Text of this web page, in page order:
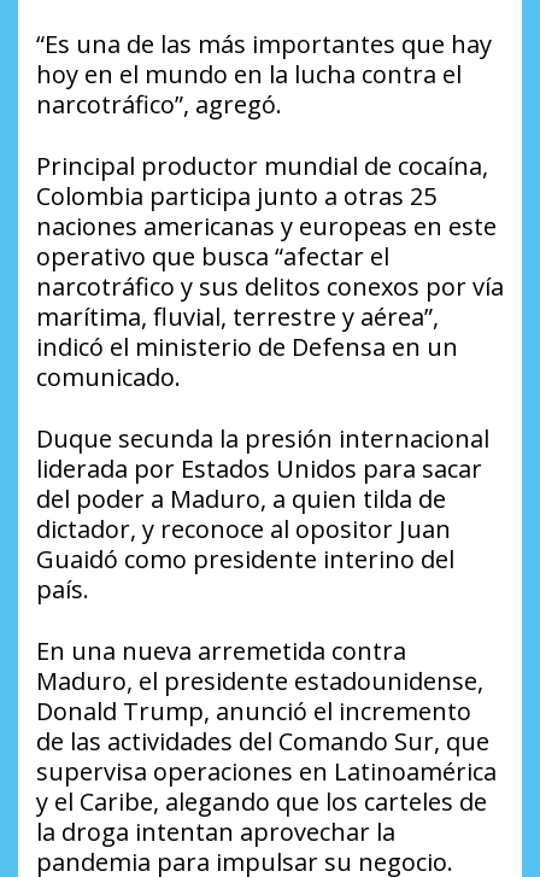
“Es una de las más importantes que hay
hoy en el mundo en la lucha contra el
narcotráfico”, agregó.
Principal productor mundial de cocaína,
Colombia participa junto a otras 25
naciones americanas y europeas en este
operativo que busca “afectar el
narcotráfico y sus delitos conexos por vía
marítima, fluvial, terrestre y aérea”,
indicó el ministerio de Defensa en un
comunicado.
Duque secunda la presión internacional
liderada por Estados Unidos para sacar
del poder a Maduro, a quien tilda de
dictador, y reconoce al opositor Juan
Guaidó como presidente interino del
país.
En una nueva arremetida contra
Maduro, el presidente estadounidense,
Donald Trump, anunció el incremento
de las actividades del Comando Sur, que
supervisa operaciones en Latinoamérica
y el Caribe, alegando que los carteles de
la droga intentan aprovechar la
pandemia para impulsar su negocio.